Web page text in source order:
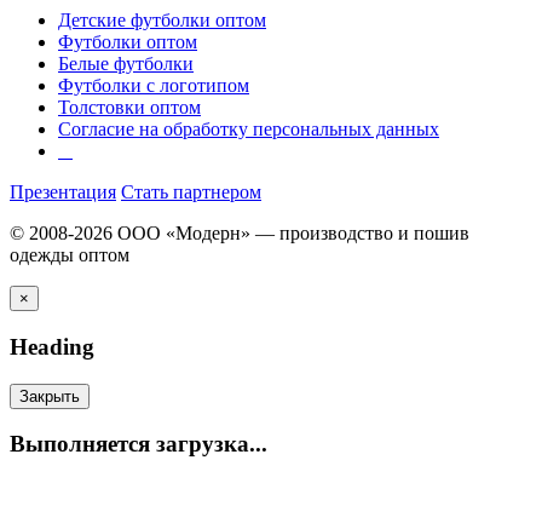
Детские футболки оптом
Футболки оптом
Белые футболки
Футболки с логотипом
Толстовки оптом
Согласие на обработку персональных данных
Презентация Стать партнером
© 2008-2026 ООО «Модерн» — производство и пошив
одежды оптом
×
Heading
Закрыть
Выполняется загрузка...